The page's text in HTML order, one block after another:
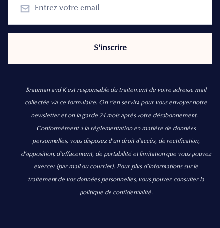
Brauman and K est responsable du traitement de votre adresse mail
collectée via ce formulaire. On s’en servira pour vous envoyer notre
newsletter et on la garde 24 mois après votre désabonnement.
Conformément à la réglementation en matière de données
personnelles, vous disposez d'un droit d'accès, de rectification,
d’opposition, d’effacement, de portabilité et limitation que vous pouvez
exercer (par mail ou courrier). Pour plus d’informations sur le
traitement de vos données personnelles, vous pouvez consulter la
politique de confidentialité.